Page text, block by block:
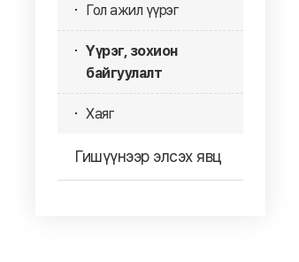
Гол ажил үүрэг
Үүрэг, зохион
байгуулалт
Хаяг
Гишүүнээр элсэх явц